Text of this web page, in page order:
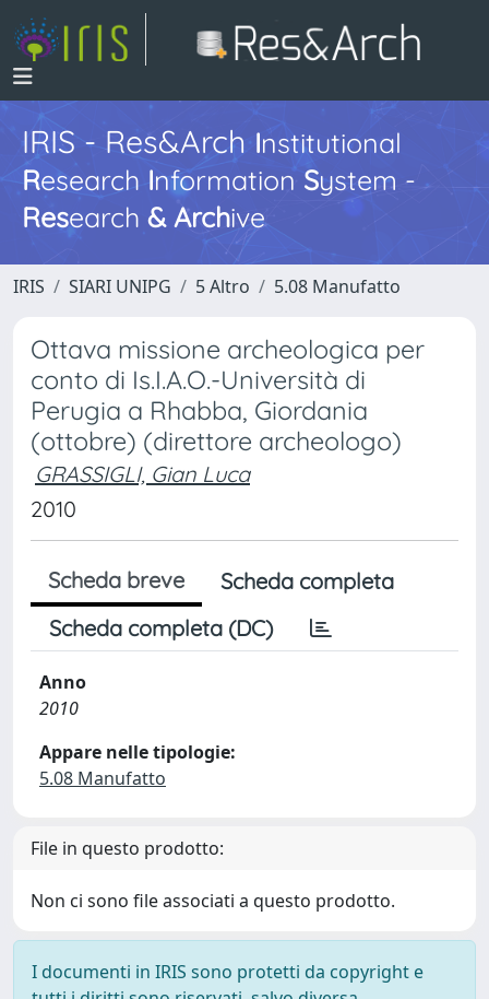
IRIS - Res&ArchInstitutional
Research InformationSystem -
Research & Archive
IRIS SIARI UNIPG 5 Altro 5.08 Manufatto
Ottava missione archeologica per
conto di Is.I.A.O.-Università di
Perugia a Rhabba, Giordania
(ottobre) (direttore archeologo)
GRASSIGLI, Gian Luca
2010
Scheda breve
Scheda completa
Scheda completa (DC)
Anno
2010
Appare nelle tipologie:
5.08 Manufatto
File in questo prodotto:
Non ci sono file associati a questo prodotto.
I documenti in IRIS sono protetti da copyright e